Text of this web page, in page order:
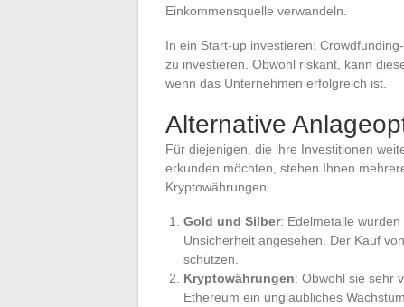
Einkommensquelle verwandeln.
In ein Start-up investieren:
zu investieren. Obwohl riskant, kann
wenn das Unternehmen erfolgreich ist.
Alternative
Für diejenigen, die ihre Investitionen
erkunden möchten, stehen Ihnen
Kryptowährungen.
Gold und Silber: Edelmetalle
Unsicherheit angesehen. Der Kauf
schützen.
Kryptowährungen: Obwohl sie sehr
Ethereum ein unglaubliches